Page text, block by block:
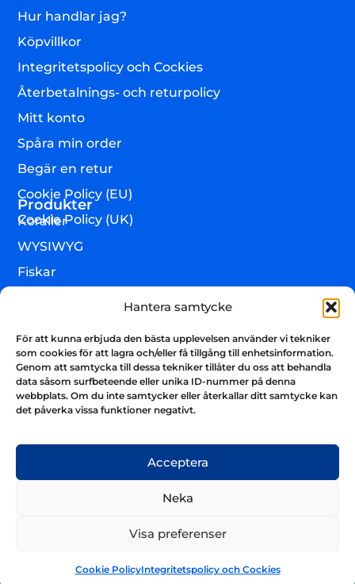
Hantera samtycke
För att kunna erbjuda den bästa upplevelsen använder vi tekniker
som cookies för att lagra och/eller få tillgång till enhetsinformation.
Genom att samtycka till dessa tekniker tillåter du oss att behandla
data såsom surfbeteende eller unika ID-nummer på denna
webbplats. Om du inte samtycker eller återkallar ditt samtycke kan
det påverka vissa funktioner negativt.
Acceptera
Neka
Visa preferenser
Cookie PolicyIntegritetspolicy och Cockies
Hur handlar jag?
Köpvillkor
Integritetspolicy och Cockies
Återbetalnings- och returpolicy
Mitt konto
Spåra min order
Begär en retur
Cookie Policy (EU)
Cookie Policy (UK)
Produkter
Koraller
WYSIWYG
Fiskar
Teknik & utrustning
Varumärken
Akvarium & sump
Nyhetsbrev
© 2025 Aquariatech Europe. All Rights Reserved.